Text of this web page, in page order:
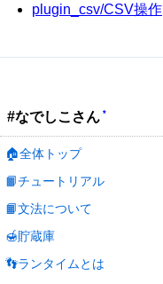
plugin_csv/CSV操作
#なでしこさん *
🏠全体トップ
📙チュートリアル
📙文法について
🍯貯蔵庫
👣ランタイムとは